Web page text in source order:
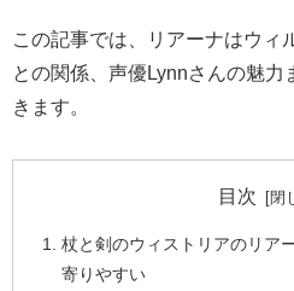
この記事では、リアーナはウィ
との関係、声優Lynnさんの魅力
きます。
目次
杖と剣のウィストリアのリア
寄りやすい